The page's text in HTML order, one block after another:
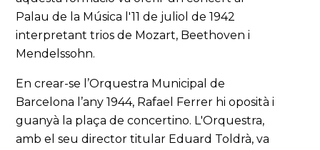
Palau de la Música l'11 de juliol de 1942
interpretant trios de Mozart, Beethoven i
Mendelssohn.
En crear-se l’Orquestra Municipal de
Barcelona l’any 1944, Rafael Ferrer hi oposità i
guanyà la plaça de concertino. L'Orquestra,
amb el seu director titular Eduard Toldrà, va